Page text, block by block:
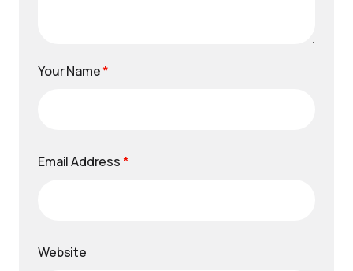
Your Name*
Email Address *
Website